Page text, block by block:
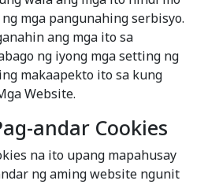
mga pangunahing serbisyo.
ang mga ito sa
ng iyong mga setting ng
makaapekto ito sa kung
Website.
andar Cookies
na ito upang mapahusay
ng aming website ngunit